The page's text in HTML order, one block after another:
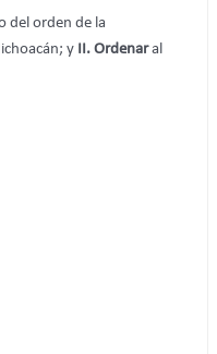
del orden de la
y II. Ordenaral